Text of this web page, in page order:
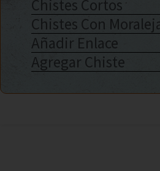
Chistes Cortos
Chistes Con
Añadir Enlace
Agregar Chiste